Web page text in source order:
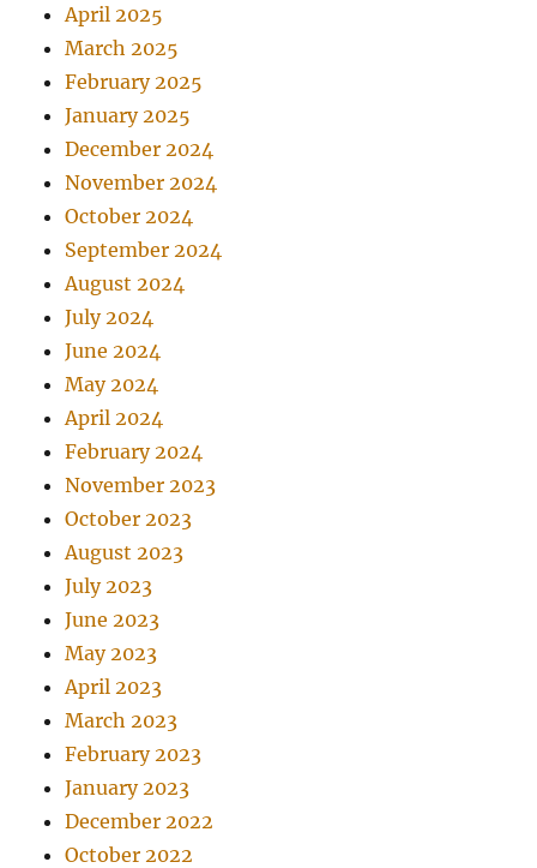
April 2025
March 2025
February 2025
January 2025
December 2024
November 2024
October 2024
September 2024
August 2024
July 2024
June 2024
May 2024
April 2024
February 2024
November 2023
October 2023
August 2023
July 2023
June 2023
May 2023
April 2023
March 2023
February 2023
January 2023
December 2022
October 2022